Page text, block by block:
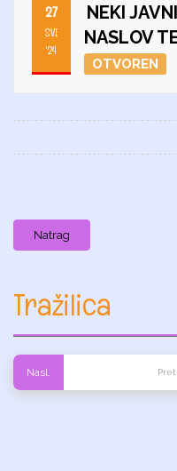
27
SVI
'24
NEKI
NASLOV
OTVOREN
Natrag
Tražilica
Nasl.